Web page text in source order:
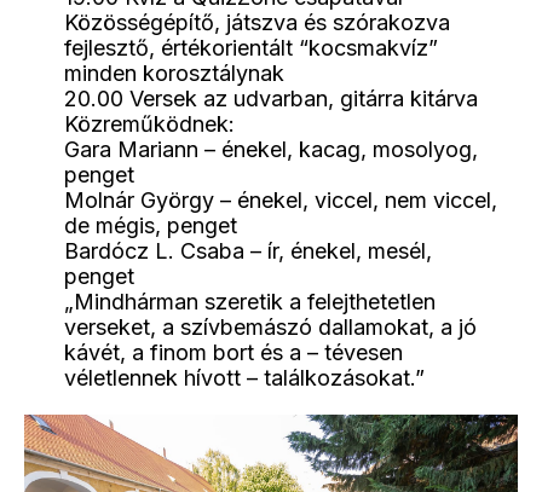
Közösségépítő, játszva és szórakozva
fejlesztő, értékorientált “kocsmakvíz”
minden korosztálynak
20.00 Versek az udvarban, gitárra kitárva
Közreműködnek:
Gara Mariann – énekel, kacag, mosolyog,
penget
Molnár György – énekel, viccel, nem viccel,
de mégis, penget
Bardócz L. Csaba – ír, énekel, mesél,
penget
„Mindhárman szeretik a felejthetetlen
verseket, a szívbemászó dallamokat, a jó
kávét, a finom bort és a – tévesen
véletlennek hívott – találkozásokat.”